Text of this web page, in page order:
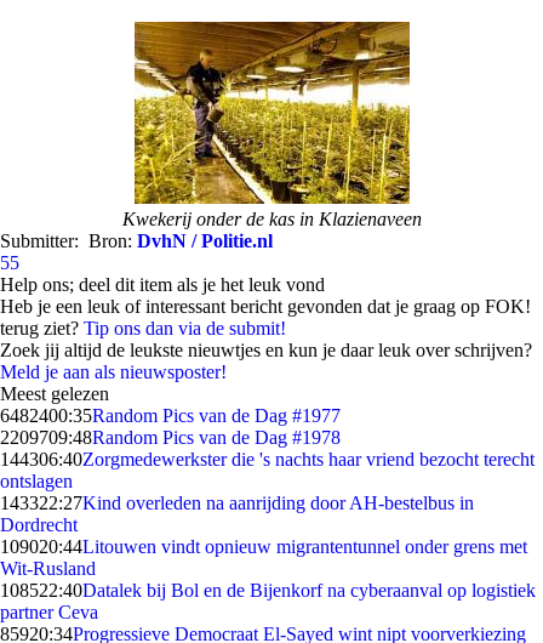
Kwekerij onder de kas in Klazienaveen
Submitter: Bron: DvhN / Politie.nl
55
Help ons; deel dit item als je het leuk vond
Heb je een leuk of interessant bericht gevonden dat je graag op FOK!
terug ziet? Tip ons dan via de submit!
Zoek jij altijd de leukste nieuwtjes en kun je daar leuk over schrijven?
Meld je aan als nieuwsposter!
Meest gelezen
6482400:35Random Pics van de Dag #1977
2209709:48Random Pics van de Dag #1978
144306:40Zorgmedewerkster die 's nachts haar vriend bezocht terecht
ontslagen
143322:27Kind overleden na aanrijding door AH-bestelbus in
Dordrecht
109020:44Litouwen vindt opnieuw migrantentunnel onder grens met
Wit-Rusland
108522:40Datalek bij Bol en de Bijenkorf na cyberaanval op logistiek
partner Ceva
85920:34Progressieve Democraat El-Sayed wint nipt voorverkiezing